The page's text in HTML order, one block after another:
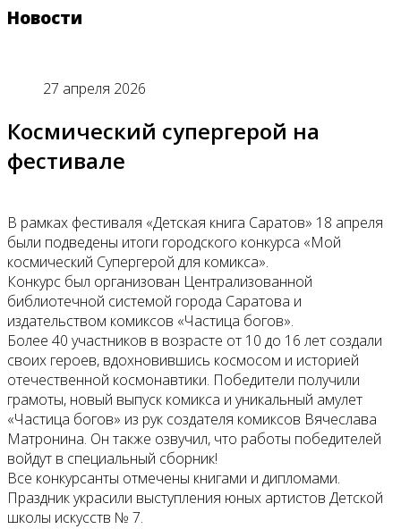
Новости
27 апреля 2026
Космический супергерой на
фестивале
В рамках фестиваля «Детская книга Саратов» 18 апреля
были подведены итоги городского конкурса «Мой
космический Супергерой для комикса».
Конкурс был организован Централизованной
библиотечной системой города Саратова и
издательством комиксов «Частица богов».
Более 40 участников в возрасте от 10 до 16 лет создали
своих героев, вдохновившись космосом и историей
отечественной космонавтики. Победители получили
грамоты, новый выпуск комикса и уникальный амулет
«Частица богов» из рук создателя комиксов Вячеслава
Матронина. Он также озвучил, что работы победителей
войдут в специальный сборник!
Все конкурсанты отмечены книгами и дипломами.
Праздник украсили выступления юных артистов Детской
школы искусств № 7.